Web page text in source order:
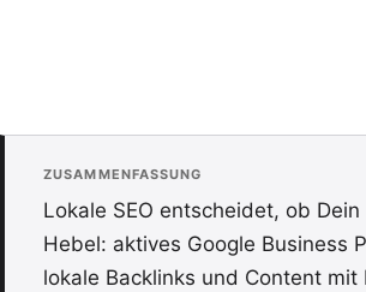
ZUSAMMENFASSUNG
Lokale SEO entscheidet, ob
Hebel: aktives Google Business
lokale Backlinks und Content